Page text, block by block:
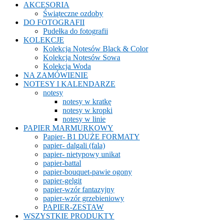
AKCESORIA
Świąteczne ozdoby
DO FOTOGRAFII
Pudełka do fotografii
KOLEKCJE
Kolekcja Notesów Black & Color
Kolekcja Notesów Sowa
Kolekcja Woda
NA ZAMÓWIENIE
NOTESY I KALENDARZE
notesy
notesy w kratkę
notesy w kropki
notesy w linie
PAPIER MARMURKOWY
Papier- B1 DUŻE FORMATY
papier- dalgali (fala)
papier- nietypowy unikat
papier-battal
papier-bouquet-pawie ogony
papier-gelgit
papier-wzór fantazyjny
papier-wzór grzebieniowy
PAPIER-ZESTAW
WSZYSTKIE PRODUKTY